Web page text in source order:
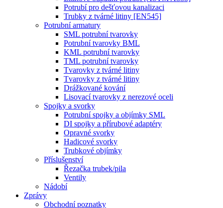
Potrubí pro dešťovou kanalizaci
Trubky z tvárné litiny [EN545]
Potrubní armatury
SML potrubní tvarovky
Potrubní tvarovky BML
KML potrubní tvarovky
TML potrubní tvarovky
Tvarovky z tvárné litiny
Tvarovky z tvárné litiny
Drážkované kování
Lisovací tvarovky z nerezové oceli
Spojky a svorky
Potrubní spojky a objímky SML
DI spojky a přírubové adaptéry
Opravné svorky
Hadicové svorky
Trubkové objímky
Příslušenství
Řezačka trubek/pila
Ventily
Nádobí
Zprávy
Obchodní poznatky